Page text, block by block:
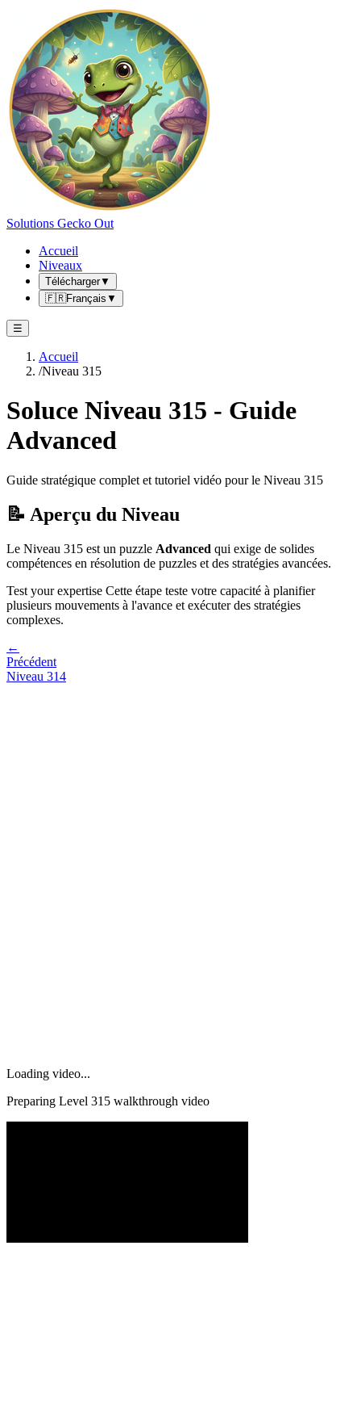
Solutions Gecko Out
Accueil
Niveaux
Télécharger▼
🇫🇷Français ▼
☰
Accueil
/Niveau 315
Soluce Niveau 315 - Guide
Advanced
Guide stratégique complet et tutoriel vidéo pour le Niveau 315
📝 Aperçu du Niveau
Le Niveau 315 est un puzzle Advanced qui exige de solides
compétences en résolution de puzzles et des stratégies avancées.
Test your expertise Cette étape teste votre capacité à planifier
plusieurs mouvements à l'avance et exécuter des stratégies
complexes.
←
Précédent
Niveau 314
Loading video...
Preparing Level 315 walkthrough video